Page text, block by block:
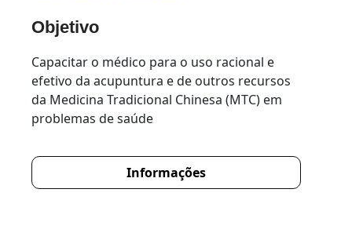
Objetivo
Capacitar o médico para o uso racional e
efetivo da acupuntura e de outros recursos
da Medicina Tradicional Chinesa (MTC) em
problemas de saúde
Informações